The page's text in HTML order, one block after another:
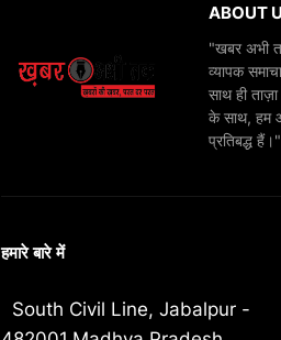
ABOUT
"खबर अभी
व्यापक
साथ ही
के साथ, हम
प्रतिबद्ध हैं।"
हमारे बारे में
South Civil Line, Jabalpur -